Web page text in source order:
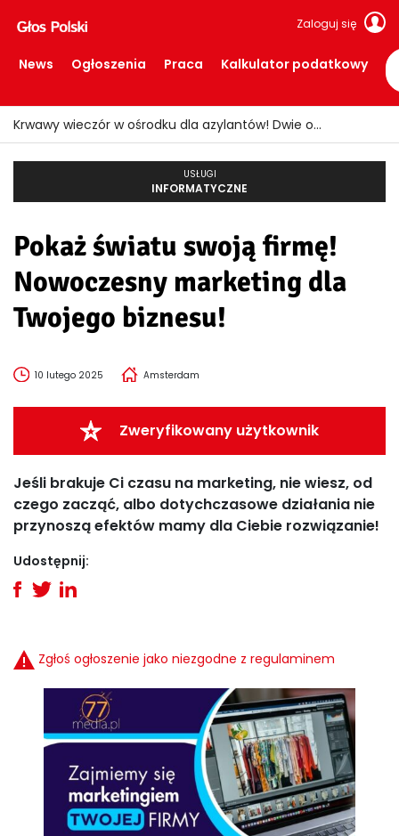
Zaloguj się
News Ogłoszenia Praca Kalkulator podatkowy
Krwawy wieczór w ośrodku dla azylantów! Dwie osoby ranne po ataku nożem
USŁUGI
INFORMATYCZNE
Pokaż światu swoją firmę!
Nowoczesny marketing dla
Twojego biznesu!
10 lutego 2025 Amsterdam
Zweryfikowany użytkownik
Jeśli brakuje Ci czasu na marketing, nie wiesz, od
czego zacząć, albo dotychczasowe działania nie
przynoszą efektów mamy dla Ciebie rozwiązanie!
Udostępnij:
Zgłoś ogłoszenie jako niezgodne z regulaminem